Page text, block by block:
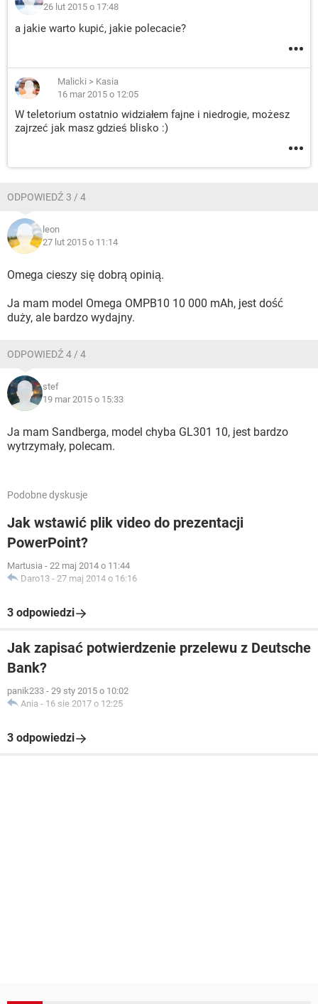
26 lut 2015 o 17:48
a jakie warto kupić, jakie polecacie?
Malicki > Kasia
16 mar 2015 o 12:05
W teletorium ostatnio widziałem fajne i niedrogie, możesz
zajrzeć jak masz gdzieś blisko :)
ODPOWIEDŹ 3 / 4
leon
27 lut 2015 o 11:14
Omega cieszy się dobrą opinią.
Ja mam model Omega OMPB10 10 000 mAh, jest dość
duży, ale bardzo wydajny.
ODPOWIEDŹ 4 / 4
stef
19 mar 2015 o 15:33
Ja mam Sandberga, model chyba GL301 10, jest bardzo
wytrzymały, polecam.
Podobne dyskusje
Jak wstawić plik video do prezentacji
PowerPoint?
Martusia - 22 maj 2014 o 11:44
Daro13 - 27 maj 2014 o 16:16
3 odpowiedzi
Jak zapisać potwierdzenie przelewu z Deutsche
Bank?
panik233 - 29 sty 2015 o 10:02
Ania - 16 sie 2017 o 12:25
3 odpowiedzi